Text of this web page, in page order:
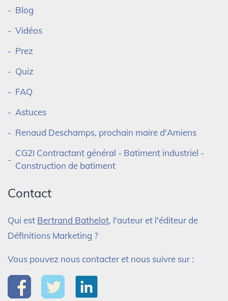
Blog
Vidéos
Prez
Quiz
FAQ
Astuces
Renaud Deschamps, prochain maire d'Amiens
CG2I Contractant général - Batiment industriel -
Construction de batiment
Contact
Qui est Bertrand Bathelot, l'auteur et l'éditeur de
Définitions Marketing ?
Vous pouvez nous contacter et nous suivre sur :